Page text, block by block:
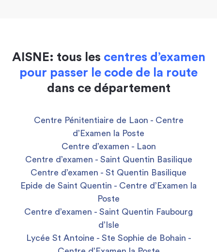
AISNE: tous les centres d’examen
pour passer le code de la route
dans ce département
Centre Pénitentiaire de Laon - Centre
d’Examen la Poste
Centre d’examen - Laon
Centre d’examen - Saint Quentin Basilique
Centre d’examen - St Quentin Basilique
Epide de Saint Quentin - Centre d’Examen la
Poste
Centre d’examen - Saint Quentin Faubourg
d’Isle
Lycée St Antoine - Ste Sophie de Bohain -